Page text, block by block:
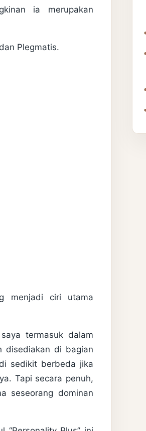
ia merupakan
Plegmatis.
menjadi ciri utama
termasuk dalam
disediakan di bagian
sedikit berbeda jika
Tapi secara penuh,
seseorang dominan